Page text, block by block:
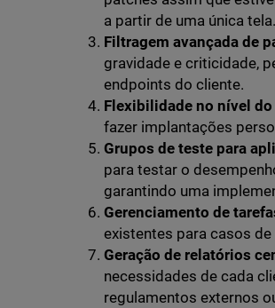
a partir de uma única tela.
Filtragem avançada de
gravidade e criticidade,
endpoints do cliente.
Flexibilidade no nível
fazer implantações
Grupos de teste para
para testar o
garantindo uma
Gerenciamento de
existentes para casos
Geração de relatórios
necessidades de cada
regulamentos externos